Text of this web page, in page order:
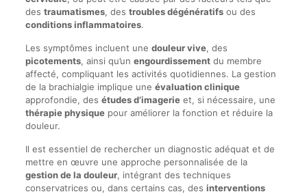
des traumatismes, des troubles dégénératifsou des
conditions inflammatoires.
Les symptômes incluent une douleur vive, des
picotements, ainsi qu’un engourdissementdu membre
affecté, compliquant les activités quotidiennes. La gestion
de la brachialgie implique une évaluation clinique
approfondie, des études d’imagerieet, si nécessaire, une
thérapie physiquepour améliorer la fonction et réduire la
douleur.
Il est essentiel de rechercher un diagnostic adéquat et de
mettre en œuvre une approche personnalisée de la
gestion de la douleur, intégrant des techniques
conservatrices ou, dans certains cas, des interventions